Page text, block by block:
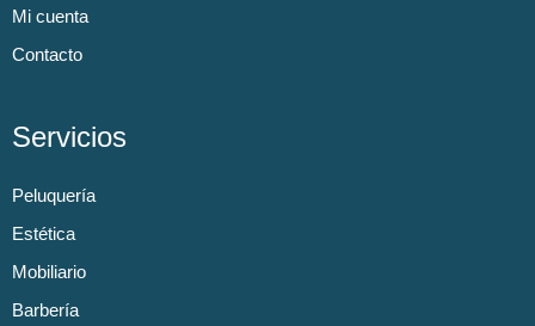
Mi cuenta
Contacto
Servicios
Peluquería
Estética
Mobiliario
Barbería